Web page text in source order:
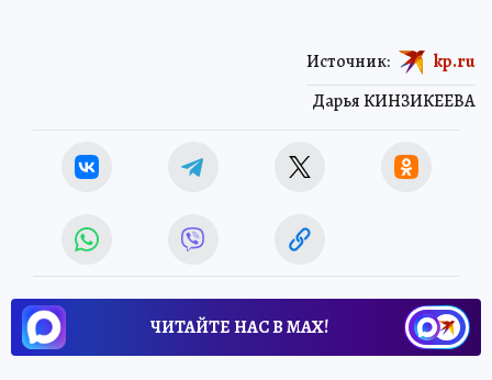
Дарья КИНЗИКЕЕВА
Источник: kp.ru
ЧИТАЙТЕ НАС В МАХ!